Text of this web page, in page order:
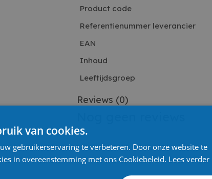
Product code
Referentienummer leverancier
EAN
Inhoud
Leeftijdsgroep
Reviews (0)
van cookies.
gebruikerservaring te verbeteren. Door onze website te
in overeenstemming met ons Cookiebeleid. Lees verder